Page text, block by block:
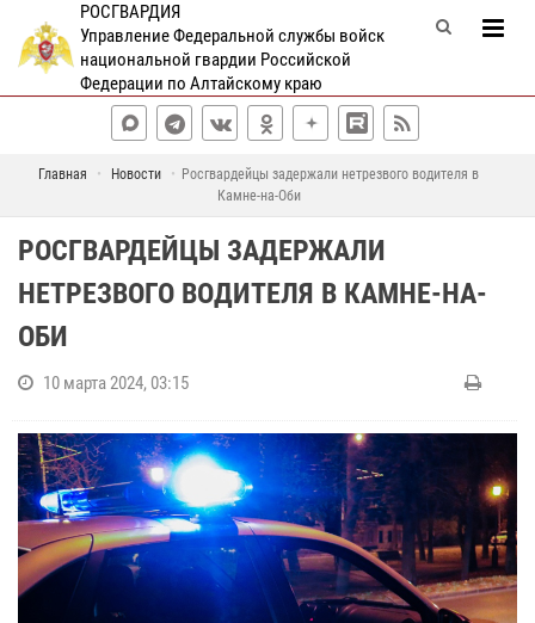
РОСГВАРДИЯ
Управление Федеральной службы войск
национальной гвардии Российской
Федерации по Алтайскому краю
Главная Новости
Росгвардейцы задержали нетрезвого водителя в
Камне-на-Оби
РОСГВАРДЕЙЦЫ ЗАДЕРЖАЛИ
НЕТРЕЗВОГО ВОДИТЕЛЯ В КАМНЕ-НА-
ОБИ
10 марта 2024, 03:15